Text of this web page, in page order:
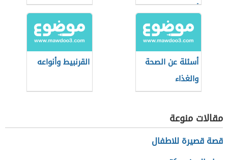
أثناء التسوق؟
أسئلة عن الصحة
والغذاء
القرنبيط وأنواعه
مقالات منوعة
قصة قصيرة للاطفال